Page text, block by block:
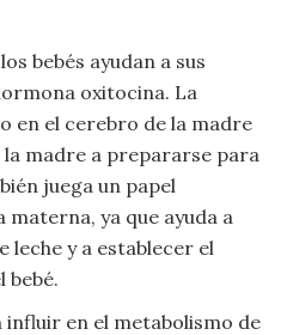
bebés ayudan a sus
oxitocina. La
en el cerebro de la madre
la madre a prepararse para
juega un papel
ya que ayuda a
leche y a establecer el
bebé.
influir en el metabolismo de